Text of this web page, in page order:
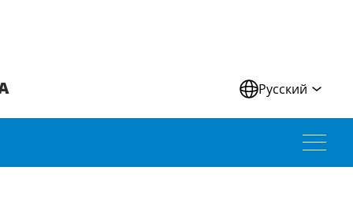
Русский